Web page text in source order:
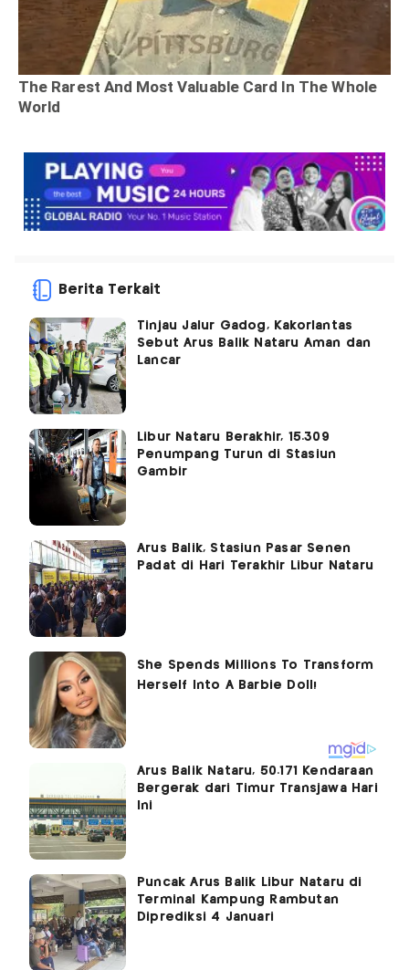
Berita Terkait
Tinjau Jalur Gadog, Kakorlantas
Sebut Arus Balik Nataru Aman dan
Lancar
Libur Nataru Berakhir, 15.309
Penumpang Turun di Stasiun
Gambir
Arus Balik, Stasiun Pasar Senen
Padat di Hari Terakhir Libur Nataru
Arus Balik Nataru, 50.171 Kendaraan
Bergerak dari Timur Transjawa Hari
Ini
Puncak Arus Balik Libur Nataru di
Terminal Kampung Rambutan
Diprediksi 4 Januari